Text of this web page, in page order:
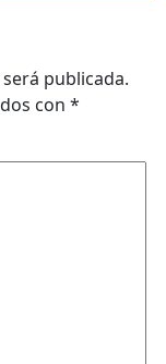
publicada.
con *